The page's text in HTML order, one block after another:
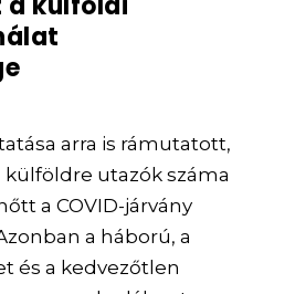
arra is rámutatott,
külföldre utazók száma
a COVID-járvány
a háború, a
és a kedvezőtlen